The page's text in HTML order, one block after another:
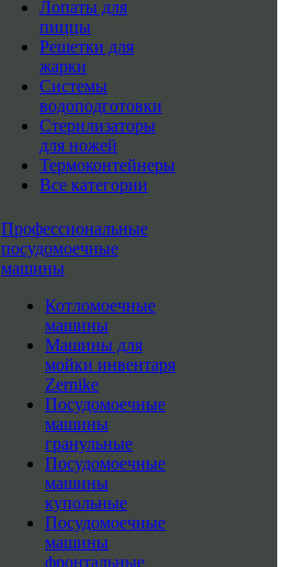
Лопаты для
пиццы
Решетки для
жарки
Системы
водоподготовки
Стерилизаторы
для ножей
Термоконтейнеры
Все категории
Профессиональные
посудомоечные
машины
Котломоечные
машины
Машины для
мойки инвентаря
Zernike
Посудомоечные
машины
гранульные
Посудомоечные
машины
купольные
Посудомоечные
машины
фронтальные